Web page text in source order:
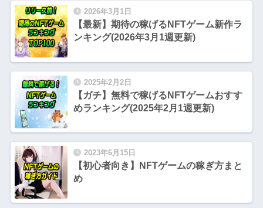
2026年3月1日
【最新】期待の稼げるNFTゲーム新作ラ
ンキング(2026年3月1週更新)
2025年2月2日
【ガチ】無料で稼げるNFTゲームおすす
めランキング(2025年2月1週更新)
2023年6月15日
【初心者向き】NFTゲームの稼ぎ方まと
め